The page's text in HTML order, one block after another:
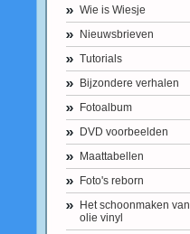
Wie is Wiesje
Nieuwsbrieven
Tutorials
Bijzondere verhalen
Fotoalbum
DVD voorbeelden
Maattabellen
Foto's reborn
Het schoonmaken van
olie vinyl